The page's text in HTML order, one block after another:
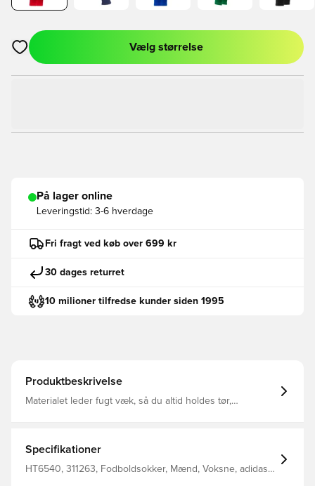
Åbner en Modal til at logge ind eller tilmelde dig som medlem
Vælg størrelse
På lager online
Leveringstid: 3-6 hverdage
Fri fragt ved køb over 699 kr
30 dages returret
10 milioner tilfredse kunder siden 1995
Produktbeskrivelse
Materialet leder fugt væk, så du altid holdes tør,
Specifikationer
HT6540, 311263, Fodboldsokker, Mænd, Voksne, adidas,